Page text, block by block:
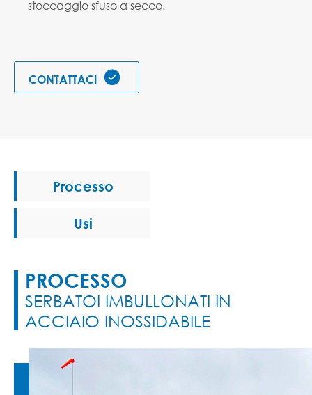
stoccaggio sfuso a secco.
CONTATTACI 
Processo
Usi
PROCESSO
SERBATOI IMBULLONATI IN
ACCIAIO INOSSIDABILE